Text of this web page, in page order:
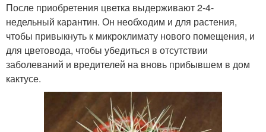
После приобретения цветка выдерживают 2-4-
недельный карантин. Он необходим и для растения,
чтобы привыкнуть к микроклимату нового помещения, и
для цветовода, чтобы убедиться в отсутствии
заболеваний и вредителей на вновь прибывшем в дом
кактусе.